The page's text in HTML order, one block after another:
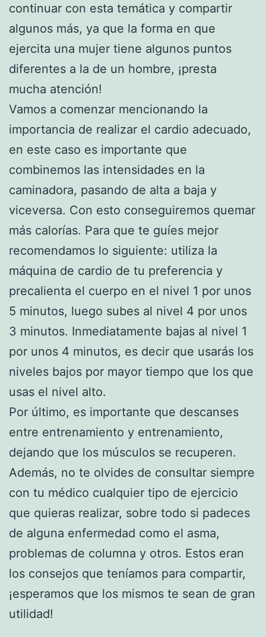
continuar con esta temática y compartir
algunos más, ya que la forma en que
ejercita una mujer tiene algunos puntos
diferentes a la de un hombre, ¡presta
mucha atención!
Vamos a comenzar mencionando la
importancia de realizar el cardio adecuado,
en este caso es importante que
combinemos las intensidades en la
caminadora, pasando de alta a baja y
viceversa. Con esto conseguiremos quemar
más calorías. Para que te guíes mejor
recomendamos lo siguiente: utiliza la
máquina de cardio de tu preferencia y
precalienta el cuerpo en el nivel 1 por unos
5 minutos, luego subes al nivel 4 por unos
3 minutos. Inmediatamente bajas al nivel 1
por unos 4 minutos, es decir que usarás los
niveles bajos por mayor tiempo que los que
usas el nivel alto.
Por último, es importante que descanses
entre entrenamiento y entrenamiento,
dejando que los músculos se recuperen.
Además, no te olvides de consultar siempre
con tu médico cualquier tipo de ejercicio
que quieras realizar, sobre todo si padeces
de alguna enfermedad como el asma,
problemas de columna y otros. Estos eran
los consejos que teníamos para compartir,
¡esperamos que los mismos te sean de gran
utilidad!